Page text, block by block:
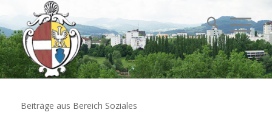
Beiträge aus Bereich Soziales